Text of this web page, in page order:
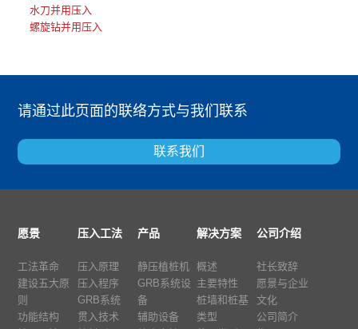
水刀并用压入
螺旋钻并用压入
请通过此页面的联络方式与我们联系
联系我们
愿景
工法革命
建设五大原
则
功能结构
压入工法
压入原理
压入程序
GRB系统
贯入技术
产品
静压植桩机
GRB系统设
备
辅助设备
解决方案
概述
主要特性
桩墙和桩基
类型
公司介绍
社长致辞
愿景与企业
文化
公司简介